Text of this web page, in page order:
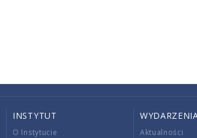
INSTYTUT
O Instytucie
Aktualności